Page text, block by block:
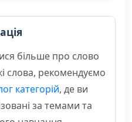
більше про слово
слова, рекомендуємо
категорій, де ви
за темами та